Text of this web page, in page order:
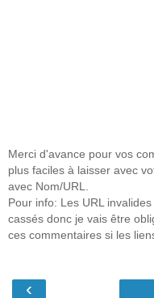
Merci d'avance pour vos
plus faciles à laisser avec
avec Nom/URL.
Pour info: Les URL
cassés donc je vais être
ces commentaires si les
‹